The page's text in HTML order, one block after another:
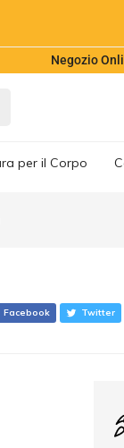
Negozio
per il Corpo
Facebook Twitter